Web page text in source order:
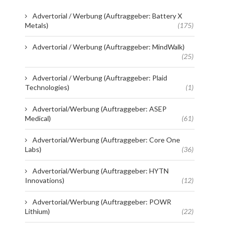
Advertorial / Werbung (Auftraggeber: Battery X
Metals)
(175)
Advertorial / Werbung (Auftraggeber: MindWalk)
(25)
Advertorial / Werbung (Auftraggeber: Plaid
Technologies)
(1)
Advertorial/Werbung (Auftraggeber: ASEP
Medical)
(61)
Advertorial/Werbung (Auftraggeber: Core One
Labs)
(36)
Advertorial/Werbung (Auftraggeber: HYTN
Innovations)
(12)
Advertorial/Werbung (Auftraggeber: POWR
Lithium)
(22)